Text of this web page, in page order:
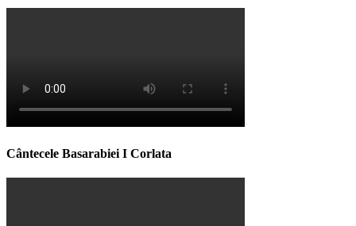
Cântecele Basarabiei I Corlata